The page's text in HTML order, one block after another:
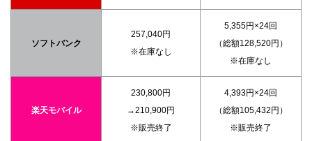
ソフトバンク
257,040円
※在庫なし
5,355円×24回
（総額128,520円）
※在庫なし
楽天モバイル
230,800円
→210,900円
※販売終了
4,393円×24回
（総額105,432円）
※販売終了